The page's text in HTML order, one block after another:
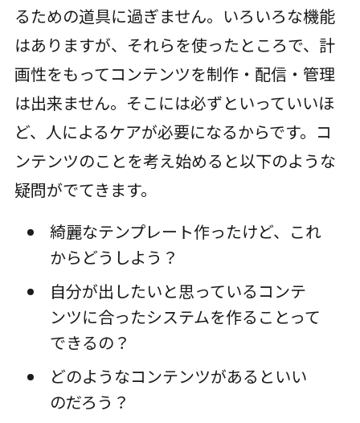
るための道具に過ぎません。いろいろな機能
はありますが、それらを使ったところで、計
画性をもってコンテンツを制作・配信・管理
は出来ません。そこには必ずといっていいほ
ど、人によるケアが必要になるからです。コ
ンテンツのことを考え始めると以下のような
疑問がでてきます。
綺麗なテンプレート作ったけど、これ
からどうしよう？
自分が出したいと思っているコンテ
ンツに合ったシステムを作ることって
できるの？
どのようなコンテンツがあるといい
のだろう？